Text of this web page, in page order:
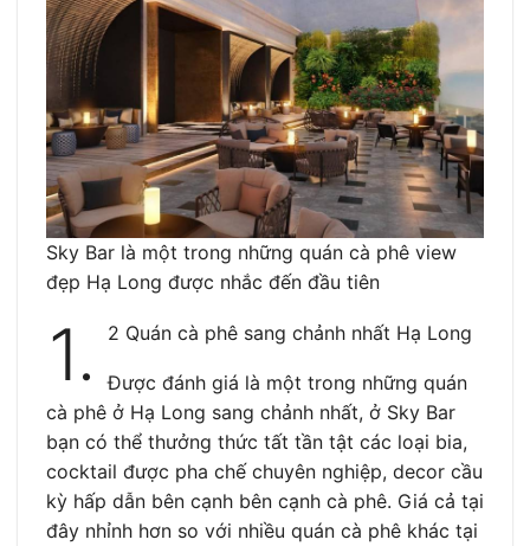
Sky Bar là một trong những quán cà phê view
đẹp Hạ Long được nhắc đến đầu tiên
1. 2 Quán cà phê sang chảnh nhất Hạ Long
Được đánh giá là một trong những quán
cà phê ở Hạ Long sang chảnh nhất, ở Sky Bar
bạn có thể thưởng thức tất tần tật các loại bia,
cocktail được pha chế chuyên nghiệp, decor cầu
kỳ hấp dẫn bên cạnh bên cạnh cà phê. Giá cả tại
đây nhỉnh hơn so với nhiều quán cà phê khác tại